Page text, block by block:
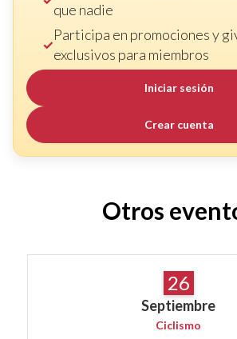
que nadie
Participa en promociones y
exclusivos para miembros
Iniciar sesión
Crear cuenta
Otros
26
Septiembre
Ciclismo